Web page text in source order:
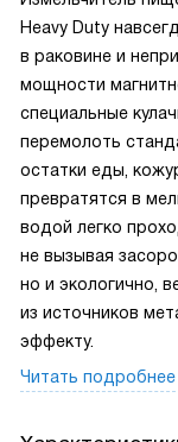
Heavy Duty
в раковине и
мощности
специальные
перемолоть
остатки еды,
превратятся в
водой легко
не вызывая
но и экологично,
из источников
эффекту.
Читать подробнее